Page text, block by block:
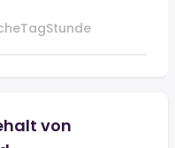
TagStunde
von